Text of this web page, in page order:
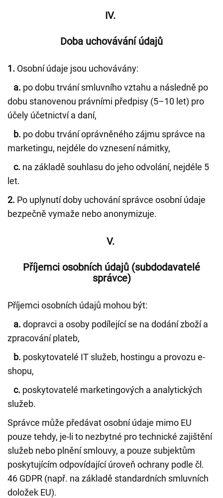
IV.
Doba uchovávání údajů
1. Osobní údaje jsou uchovávány:
a. po dobu trvání smluvního vztahu a následně po
dobu stanovenou právními předpisy (5–10 let) pro
účely účetnictví a daní,
b. po dobu trvání oprávněného zájmu správce na
marketingu, nejdéle do vznesení námitky,
c. na základě souhlasu do jeho odvolání, nejdéle 5
let.
2. Po uplynutí doby uchování správce osobní údaje
bezpečně vymaže nebo anonymizuje.
V.
Příjemci osobních údajů (subdodavatelé
správce)
Příjemci osobních údajů mohou být:
a. dopravci a osoby podílející se na dodání zboží a
zpracování plateb,
b. poskytovatelé IT služeb, hostingu a provozu e-
shopu,
c. poskytovatelé marketingových a analytických
služeb.
Správce může předávat osobní údaje mimo EU
pouze tehdy, je-li to nezbytné pro technické zajištění
služeb nebo plnění smlouvy, a pouze subjektům
poskytujícím odpovídající úroveň ochrany podle čl.
46 GDPR (např. na základě standardních smluvních
doložek EU).